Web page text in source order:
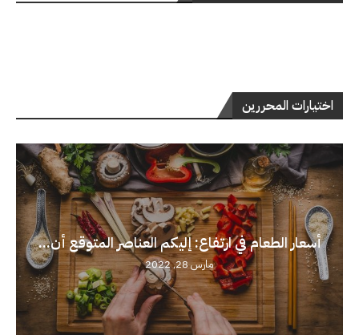
اختيارات المحررين
أسعار الطعام في ارتفاع: إليكم العناصر المتوقع أن...
مارس 28, 2022